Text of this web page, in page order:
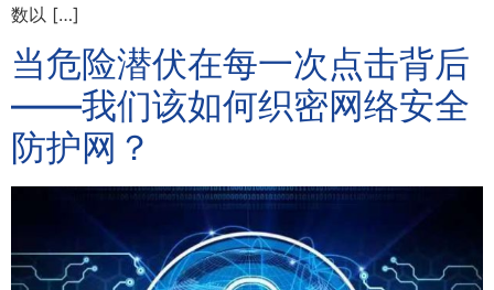
数以 […]
当危险潜伏在每一次点击背后
——我们该如何织密网络安全
防护网？